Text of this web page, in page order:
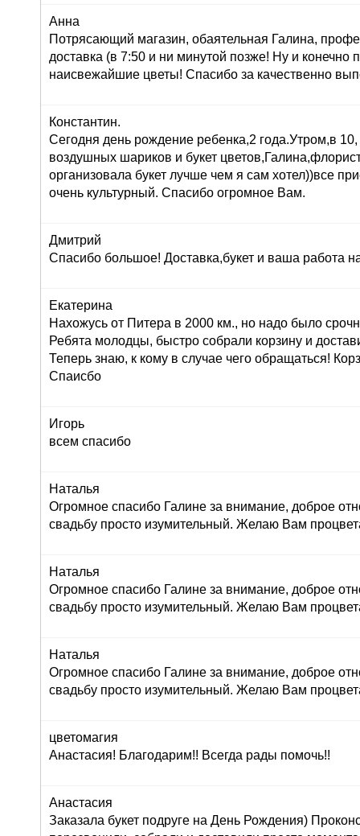
Анна
Потрясающий магазин, обаятельная Галина,
доставка (в 7:50 и ни минутой позже! Ну и конечно
наисвежайшие цветы! Спасибо за качественно
Константин.
Сегодня день рождение ребенка,2 года.Утром,в 10,
воздушных шариков и букет
организовала букет лучше чем я сам хотел))все
очень культурный. Спасибо огромное Вам.
Дмитрий
Спасибо большое! Доставка,букет и ваша работа
Екатерина
Нахожусь от Питера в 2000 км., но надо было
Ребята молодцы, быстро собрали корзину и
Теперь знаю, к кому в случае чего обращаться!
Спаисбо
Игорь
всем спасибо
Наталья
Огромное спасибо Галине за внимание, доброе
свадьбу просто изумительный. Желаю Вам
Наталья
Огромное спасибо Галине за внимание, доброе
свадьбу просто изумительный. Желаю Вам
Наталья
Огромное спасибо Галине за внимание, доброе
свадьбу просто изумительный. Желаю Вам
цветомагия
Анастасия! Благодарим!! Всегда рады помочь!!
Анастасия
Заказала букет подруге на День Рождения)